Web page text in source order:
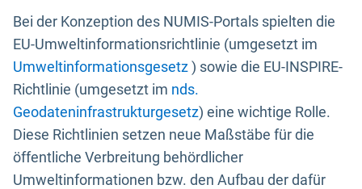
Bei der Konzeption des NUMIS-Portals spielten die
EU-Umweltinformationsrichtlinie (umgesetzt im
Umweltinformationsgesetz) sowie die EU-INSPIRE-
Richtlinie (umgesetzt im nds.
Geodateninfrastrukturgesetz) eine wichtige Rolle.
Diese Richtlinien setzen neue Maßstäbe für die
öffentliche Verbreitung behördlicher
Umweltinformationen bzw. den Aufbau der dafür